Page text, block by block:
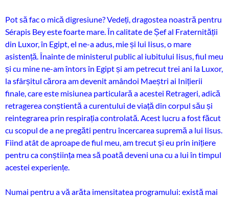
Pot să fac o mică digresiune? Vedeți, dragostea noastră pentru
Sérapis Bey este foarte mare. În calitate de Șef al Fraternității
din Luxor, în Egipt, el ne-a adus, mie și lui Iisus, o mare
asistență. Înainte de ministerul public al iubitului Iisus, fiul meu
și cu mine ne-am întors în Egipt și am petrecut trei ani la Luxor,
la sfârșitul cărora am devenit amândoi Maeștri ai Inițierii
finale, care este misiunea particulară a acestei Retrageri, adică
retragerea conștientă a curentului de viață din corpul său și
reintegrarea prin respirația controlată. Acest lucru a fost făcut
cu scopul de a ne pregăti pentru încercarea supremă a lui Iisus.
Fiind atât de aproape de fiul meu, am trecut și eu prin inițiere
pentru ca conștiința mea să poată deveni una cu a lui în timpul
acestei experiențe.
Numai pentru a vă arăta imensitatea programului: există mai